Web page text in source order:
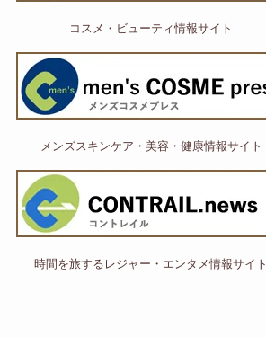
コスメ・ビューティ情報サイト
メンズスキンケア・美容・健康情報サイト
時間を旅するレジャー・エンタメ情報サイト